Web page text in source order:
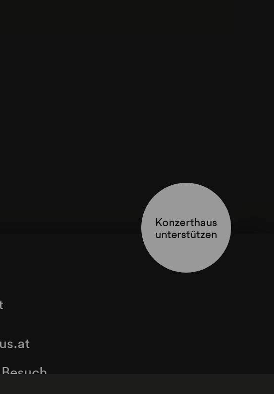
Konzerthaus
unterstützen